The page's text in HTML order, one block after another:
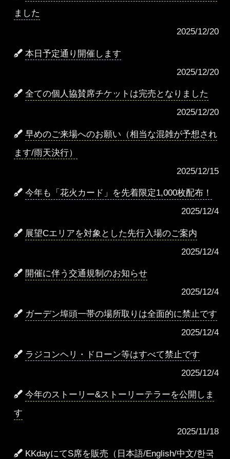
ました
2025/12/20
本日予定通り開催します
2025/12/20
全ての個人協賛席チケットは完売となりました
2025/12/20
早めのご来場へのお願い（相当な混雑が予想され
ます/雨天決行）
2025/12/15
今年も「花火カード」を先着限定1,000枚配布！
2025/12/4
展望Cエリアを対象とした先行入場のご案内
2025/12/4
開催に伴う交通規制のお知らせ
2025/12/4
ガーデン埠頭一帯の場所取りは全面的に禁止です
2025/12/4
ラジコンヘリ・ドローン等はすべて禁止です
2025/12/4
今年のストーリー&ストーリーテラーを公開しま
す
2025/11/18
KKdayにてS席を販売（日本語/English/中文/한국